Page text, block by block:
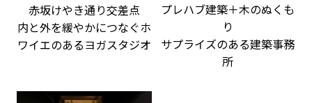
赤坂けやき通り交差点
内と外を緩やかにつなぐホ
ワイエのあるヨガスタジオ
プレハブ建築＋木のぬくも
り
サプライズのある建築事務
所